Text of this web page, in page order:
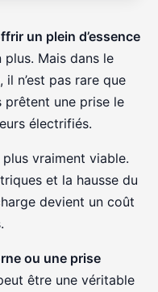
un plein d’essence
plus. Mais dans le
n’est pas rare que
prêtent une prise le
électrifiés.
vraiment viable.
et la hausse du
devient un coût
ou une prise
être une véritable